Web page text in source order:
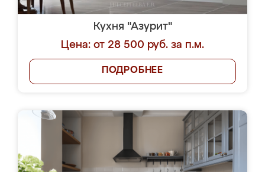
Кухня "Азурит"
Цена: от 28 500 руб. за п.м.
ПОДРОБНЕЕ